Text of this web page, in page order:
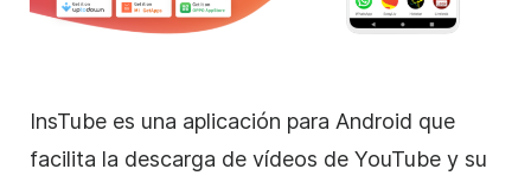
InsTube es una aplicación para Android que
facilita la descarga de vídeos de YouTube y su